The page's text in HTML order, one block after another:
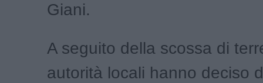
Giani.
A seguito della scossa di
autorità locali hanno deciso